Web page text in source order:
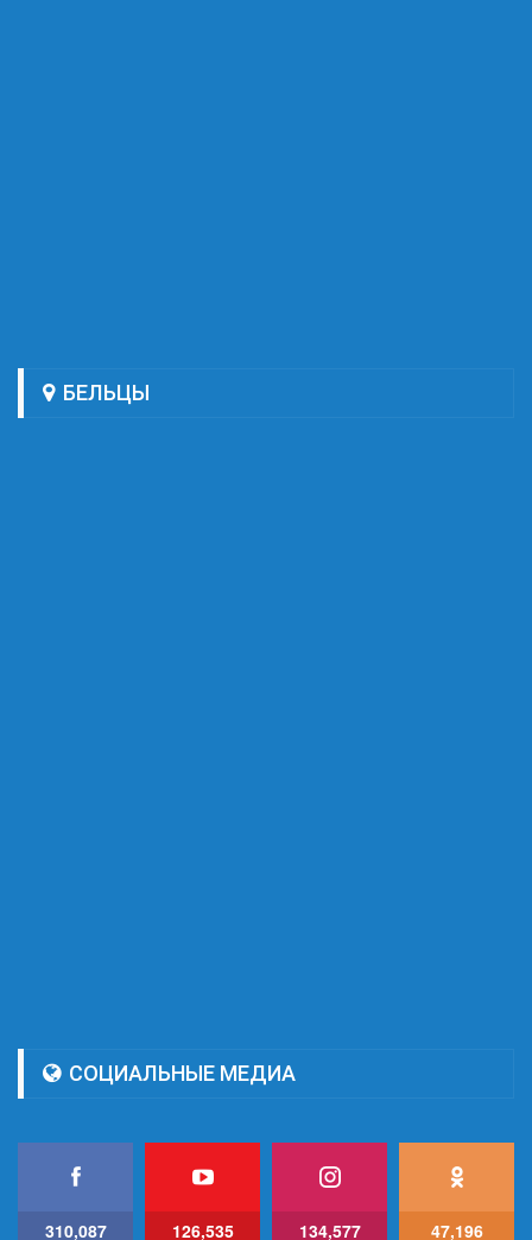
БЕЛЬЦЫ
СОЦИАЛЬНЫЕ МЕДИА
310,087 126,535 134,577 47,196